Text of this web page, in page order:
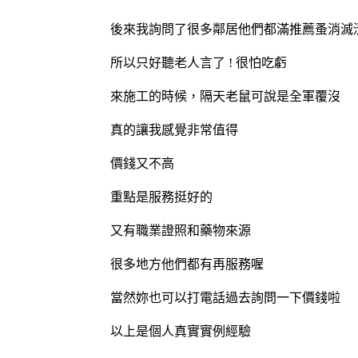
後來我詢問了很多鄰居他們都滿推薦蚤消滅
所以只好聽老人言了 ! 很怕吃虧
來施工的時候，隔天老鼠可說是全軍覆沒
真的讓我感覺非常值得
價錢又不高
重點是服務挺好的
又有職業證照和藥物來源
很多地方他們都有再服務喔
當然妳也可以打電話過去詢問一下價錢啦
以上是個人真實實例經驗